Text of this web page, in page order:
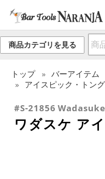
商品カテゴリを見る
トップ
バーアイテム
アイスピック・トン
#S-21856
ワダスケ ア